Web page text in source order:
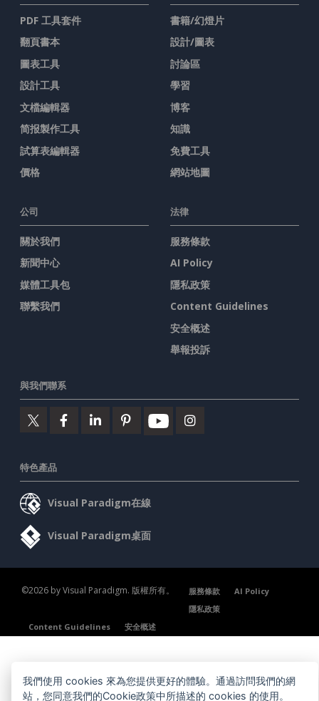
PDF 工具套件
翻頁書本
圖表工具
設計工具
文檔編輯器
简报製作工具
試算表編輯器
價格
書籍/幻燈片
設計/圖表
討論區
學習
博客
知識
免費工具
網站地圖
公司
關於我們
新聞中心
媒體工具包
聯繫我們
法律
服務條款
AI Policy
隱私政策
Content Guidelines
安全概述
舉報投訴
與我們聯系
特色產品
Visual Paradigm在線
Visual Paradigm桌面
©2026 by Visual Paradigm. 版權所有。 服務條款
AI Policy
隱私政策
Content Guidelines
安全概述
我們使用 cookies 來為您提供更好的體驗。通過訪問我們的網
站，您同意我們的Cookie政策中所描述的 cookies 的使用。